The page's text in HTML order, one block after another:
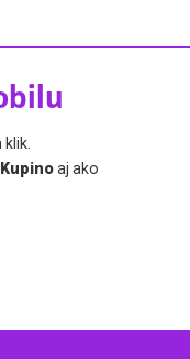
aj ako